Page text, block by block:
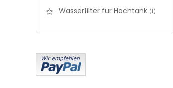
Wasserfilter für Hochtank 1items